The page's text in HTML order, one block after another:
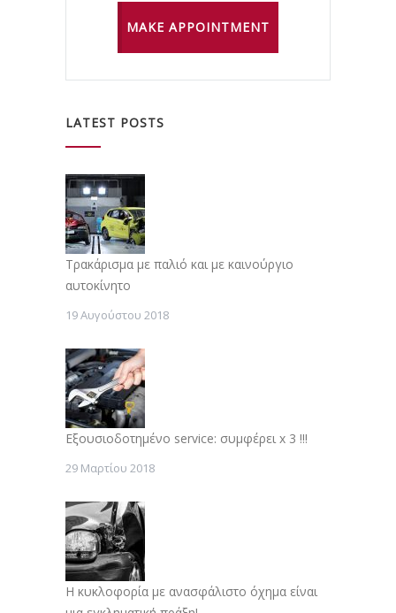
MAKE APPOINTMENT
LATEST POSTS
Τρακάρισμα με παλιό και με καινούργιο
αυτοκίνητο
19 Αυγούστου 2018
Εξουσιοδοτημένο service: συμφέρει x 3 !!!
29 Μαρτίου 2018
Η κυκλοφορία με ανασφάλιστο όχημα είναι